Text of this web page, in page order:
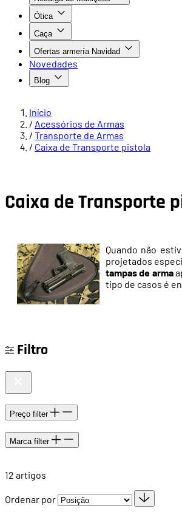
Ótica
Caça
Ofertas armería Navidad
Novedades
Blog
Início
/ Acessórios de Armas
/ Transporte de Armas
/ Caixa de Transporte pistola
Caixa de Transporte
Quando não
projetados
tampas de arma
tipo de casos é
Filtro
Preço filter
Marca filter
12 artigos
Ordenar por